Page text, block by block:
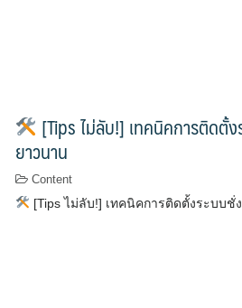
[Tips ไม่ลับ!] เทคนิคการติดตั้
ยาวนาน
Content
[Tips ไม่ลับ!] เทคนิคการติดตั้งระบบชั่